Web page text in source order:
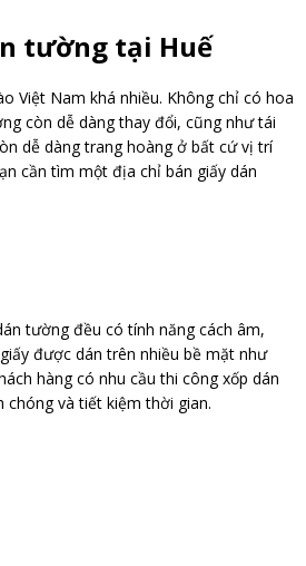
tường tại Huế
Việt Nam khá nhiều. Không chỉ có hoa
còn dễ dàng thay đổi, cũng như tái
dễ dàng trang hoàng ở bất cứ vị trí
cần tìm một địa chỉ bán giấy dán
tường đều có tính năng cách âm,
được dán trên nhiều bề mặt như
hàng có nhu cầu thi công xốp dán
và tiết kiệm thời gian.